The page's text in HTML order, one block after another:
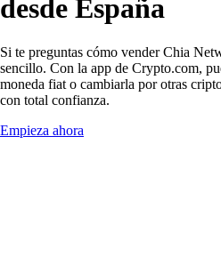
desde España
Si te preguntas cómo vender Chia
sencillo. Con la app de Crypto.com,
moneda fiat o cambiarla por otras
con total confianza.
Empieza ahora